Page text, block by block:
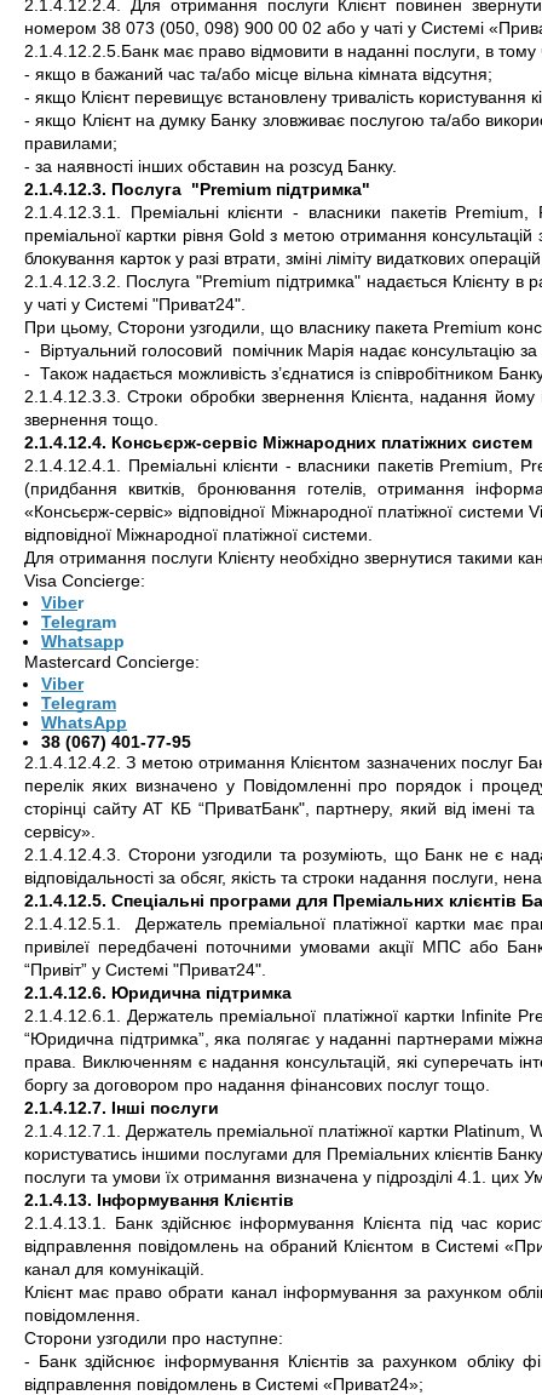
2.1.4.12.2.4. Для отримання послуги Клієнт повинен
номером 38 073 (050, 098) 900 00 02 або у чаті у Системі
2.1.4.12.2.5.Банк має право відмовити в наданні послуги, в
- якщо в бажаний час та/або місце вільна кімната відсутня;
- якщо Клієнт перевищує встановлену тривалість користування
- якщо Клієнт на думку Банку зловживає послугою та/або
правилами;
- за наявності інших обставин на розсуд Банку.
2.1.4.12.3. Послуга  "Premium підтримка"
2.1.4.12.3.1. Преміальні клієнти - власники пакетів
преміальної картки рівня Gold з метою отримання
блокування карток у разі втрати, зміні ліміту видаткових
2.1.4.12.3.2. Послуга "Premium підтримка" надається Клієнту
у чаті у Системі "Приват24".
При цьому, Сторони узгодили, що власнику пакета Premium
-  Віртуальний голосовий  помічник Марія надає консультацію
-  Також надається можливість з’єднатися із співробітником
2.1.4.12.3.3. Строки обробки звернення Клієнта, надання йому
звернення тощо.
2.1.4.12.4. Консьєрж-сервіс Міжнародних платіжних систем
2.1.4.12.4.1. Преміальні клієнти - власники пакетів
(придбання квитків, бронювання готелів, отримання
«Консьєрж-сервіс» відповідної Міжнародної платіжної
відповідної Міжнародної платіжної системи.
Для отримання послуги Клієнту необхідно звернутися такими
Visa Concierge:
Viber
Telegram
Whatsapp
Mastercard Concierge:
Viber
Telegram
WhatsApp
38 (067) 401-77-95
2.1.4.12.4.2. З метою отримання Клієнтом зазначених послуг
перелік яких визначено у Повідомленні про порядок і
сторінці сайту АТ КБ “ПриватБанк", партнеру, який від імені
сервісу».
2.1.4.12.4.3. Сторони узгодили та розуміють, що Банк не є
відповідальності за обсяг, якість та строки надання послуги,
2.1.4.12.5. Спеціальні програми для Преміальних клієнтів
2.1.4.12.5.1.  Держатель преміальної платіжної картки має
привілеї передбачені поточними умовами акції МПС або
“Привіт” у Системі "Приват24".
2.1.4.12.6. Юридична підтримка
2.1.4.12.6.1. Держатель преміальної платіжної картки Infinite
“Юридична підтримка”, яка полягає у наданні партнерами
права. Виключенням є надання консультацій, які суперечать
боргу за договором про надання фінансових послуг тощо.
2.1.4.12.7. Інші послуги
2.1.4.12.7.1. Держатель преміальної платіжної картки
користуватись іншими послугами для Преміальних клієнтів
послуги та умови їх отримання визначена у підрозділі 4.1. цих
2.1.4.13. Інформування Клієнтів
2.1.4.13.1. Банк здійснює інформування Клієнта під час
відправлення повідомлень на обраний Клієнтом в Системі
канал для комунікацій.
Клієнт має право обрати канал інформування за рахунком
повідомлення.
Сторони узгодили про наступне:
- Банк здійснює інформування Клієнтів за рахунком обліку
відправлення повідомлень в Системі «Приват24»;